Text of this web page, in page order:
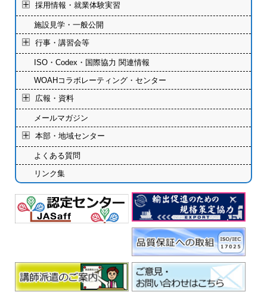
採用情報・就業体験実習
施設見学・一般公開
行事・講習会等
ISO・Codex・国際協力 関連情報
WOAHコラボレーティング・センター
広報・資料
メールマガジン
本部・地域センター
よくある質問
リンク集